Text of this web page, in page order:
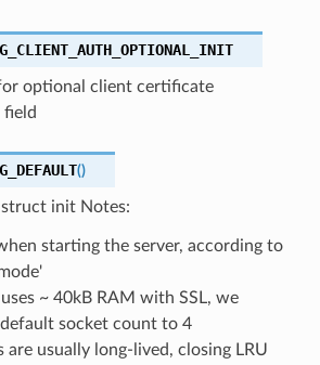
optional client certificate
()
init Notes:
starting the server, according to
~ 40kB RAM with SSL, we
socket count to 4
are usually long-lived, closing LRU